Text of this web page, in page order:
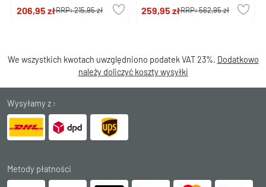
206,95 złRRP:215,95 zł 259,95 złRRP:562,95 zł
We wszystkich kwotach uwzględniono podatek VAT 23%. Dodatkowo
należy doliczyć koszty wysyłki
Wysyłamy z :
Metody płatności